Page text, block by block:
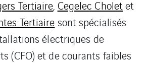
Tertiaire, Cegelec Choletet
Tertiaire sont spécialisés
électriques de
(CFO) et de courants faibles